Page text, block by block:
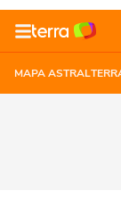
MAPA ASTRAL